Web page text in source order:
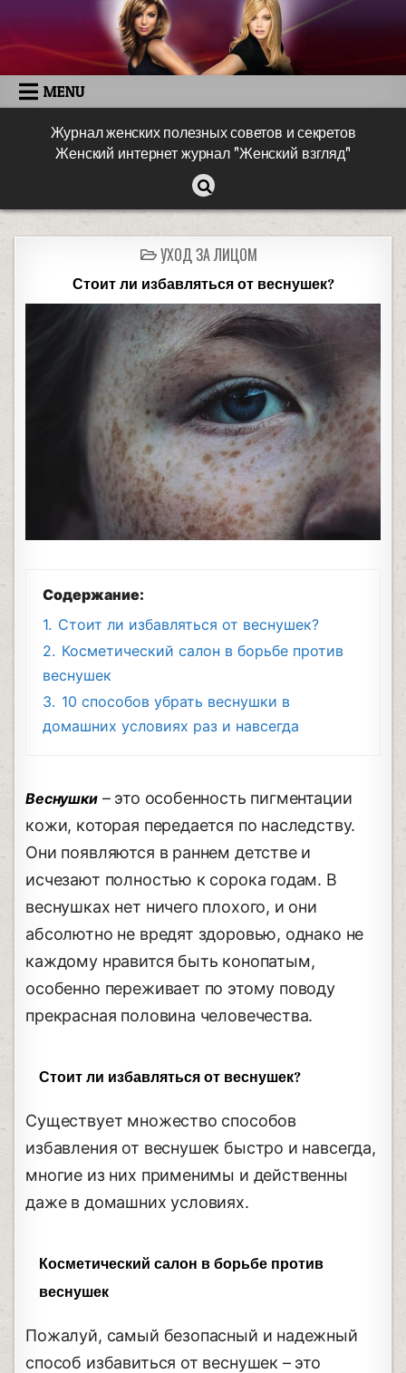
MENU
Журнал женских полезных советов и секретов
Женский интернет журнал "Женский взгляд"
УХОД ЗА ЛИЦОМ
Стоит ли избавляться от веснушек?
Содержание:
1. Стоит ли избавляться от веснушек?
2. Косметический салон в борьбе против
веснушек
3. 10 способов убрать веснушки в
домашних условиях раз и навсегда
Веснушки– это особенность пигментации
кожи, которая передается по наследству.
Они появляются в раннем детстве и
исчезают полностью к сорока годам. В
веснушках нет ничего плохого, и они
абсолютно не вредят здоровью, однако не
каждому нравится быть конопатым,
особенно переживает по этому поводу
прекрасная половина человечества.
Стоит ли избавляться от веснушек?
Существует множество способов
избавления от веснушек быстро и навсегда,
многие из них применимы и действенны
даже в домашних условиях.
Косметический салон в борьбе против
веснушек
Пожалуй, самый безопасный и надежный
способ избавиться от веснушек – это